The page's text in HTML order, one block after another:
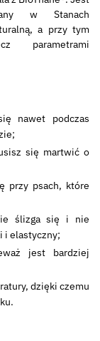
w Stanach
a przy tym
parametrami
nawet podczas
się martwić o
przy psach, które
ślizga się i nie
i elastyczny;
jest bardziej
dzięki czemu